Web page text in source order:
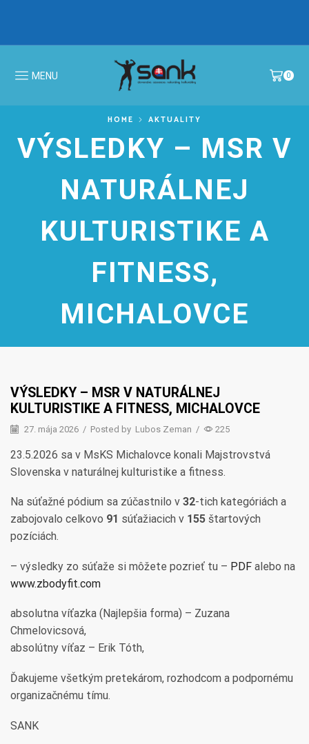
MENU 0
HOME AKTUALITY
VÝSLEDKY – MSR V
NATURÁLNEJ
KULTURISTIKE A
FITNESS,
MICHALOVCE
VÝSLEDKY – MSR V NATURÁLNEJ
KULTURISTIKE A FITNESS, MICHALOVCE
27. mája 2026 / Posted by Lubos Zeman / 225
23.5.2026 sa v MsKS Michalovce konali Majstrovstvá
Slovenska v naturálnej kulturistike a fitness.
Na súťažné pódium sa zúčastnilo v 32-tich kategóriách a
zabojovalo celkovo 91 súťažiacich v 155 štartových
pozíciách.
– výsledky zo súťaže si môžete pozrieť tu – PDF alebo na
www.zbodyfit.com
absolutna víťazka ( Najlepšia forma) – Zuzana
Chmelovicsová,
absolútny víťaz – Erik Tóth,
Ďakujeme všetkým pretekárom, rozhodcom a podpornému
organizačnému tímu.
SANK